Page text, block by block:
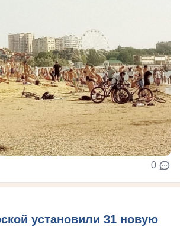
0
установили 31 новую